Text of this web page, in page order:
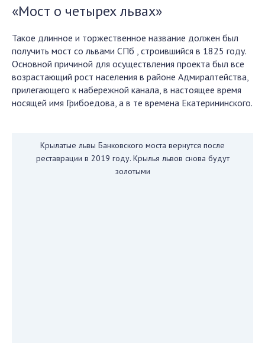
«Мост о четырех львах»
Такое длинное и торжественное название должен был
получить мост со львами СПб , строившийся в 1825 году.
Основной причиной для осуществления проекта был все
возрастающий рост населения в районе Адмиралтейства,
прилегающего к набережной канала, в настоящее время
носящей имя Грибоедова, а в те времена Екатерининского.
Крылатые львы Банковского моста вернутся после
реставрации в 2019 году. Крылья львов снова будут
золотыми